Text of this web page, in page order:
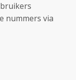
nummers via